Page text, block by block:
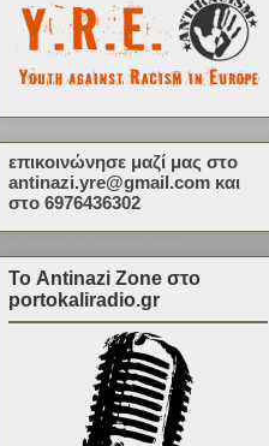
επικοινώνησε μαζί μας στο
antinazi.yre@gmail.com και
στο 6976436302
Το Antinazi Zone στο
portokaliradio.gr